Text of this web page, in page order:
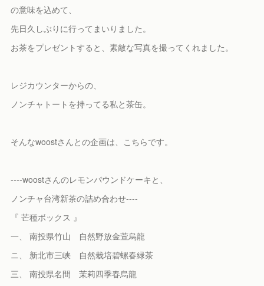
の意味を込めて、
先日久しぶりに行ってまいりました。
お茶をプレゼントすると、素敵な写真を撮ってくれました。
レジカウンターからの、
ノンチャトートを持ってる私と茶缶。
そんなwoostさんとの企画は、こちらです。
----woostさんのレモンパウンドケーキと、
ノンチャ台湾新茶の詰め合わせ----
『 芒種ボックス 』
一、 南投県竹山 自然野放金萱烏龍
ニ、 新北市三峡 自然栽培碧螺春緑茶
三、 南投県名間 茉莉四季春烏龍